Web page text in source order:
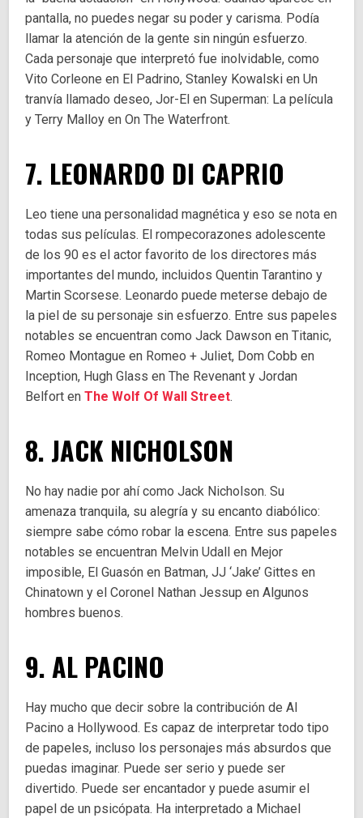
pantalla, no puedes negar su poder y carisma. Podía
llamar la atención de la gente sin ningún esfuerzo.
Cada personaje que interpretó fue inolvidable, como
Vito Corleone en El Padrino, Stanley Kowalski en Un
tranvía llamado deseo, Jor-El en Superman: La película
y Terry Malloy en On The Waterfront.
7. LEONARDO DI CAPRIO
Leo tiene una personalidad magnética y eso se nota en
todas sus películas. El rompecorazones adolescente
de los 90 es el actor favorito de los directores más
importantes del mundo, incluidos Quentin Tarantino y
Martin Scorsese. Leonardo puede meterse debajo de
la piel de su personaje sin esfuerzo. Entre sus papeles
notables se encuentran como Jack Dawson en Titanic,
Romeo Montague en Romeo + Juliet, Dom Cobb en
Inception, Hugh Glass en The Revenant y Jordan
Belfort enThe Wolf Of Wall Street.
8. JACK NICHOLSON
No hay nadie por ahí como Jack Nicholson. Su
amenaza tranquila, su alegría y su encanto diabólico:
siempre sabe cómo robar la escena. Entre sus papeles
notables se encuentran Melvin Udall en Mejor
imposible, El Guasón en Batman, JJ ‘Jake’ Gittes en
Chinatown y el Coronel Nathan Jessup en Algunos
hombres buenos.
9. AL PACINO
Hay mucho que decir sobre la contribución de Al
Pacino a Hollywood. Es capaz de interpretar todo tipo
de papeles, incluso los personajes más absurdos que
puedas imaginar. Puede ser serio y puede ser
divertido. Puede ser encantador y puede asumir el
papel de un psicópata. Ha interpretado a Michael